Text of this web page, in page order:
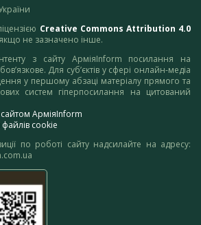
Creative Commons Attribution 4.0
якщо не зазначено інше.
з сайту АрміяInform посилання на
Для суб’єктів у сфері онлайн-медіа
у першому абзаці матеріалу прямого та
систем гіперпосилання на цитований
АрміяInform
cookie
по роботі сайту надсилайте на адресу: